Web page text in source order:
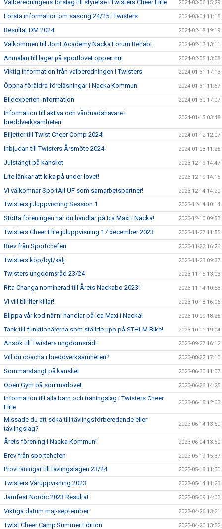
Valberedningens förslag till styrelse i Twisters Cheer Elite 2024-03-06 15:29
Första information om säsong 24/25 i Twisters 2024-03-04 11:18
Resultat DM 2024 2024-02-18 19:19
Välkommen till Joint Academy Nacka Forum Rehab! 2024-02-13 13:11
Anmälan till läger på sportlovet öppen nu! 2024-02-05 13:08
Viktig information från valberedningen i Twisters 2024-01-31 17:13
Öppna föräldra föreläsningar i Nacka Kommun 2024-01-31 11:57
Bildexperten information 2024-01-30 17:07
Information till aktiva och vårdnadshavare i
breddverksamheten
2024-01-15 03:48
Biljetter till Twist Cheer Comp 2024! 2024-01-12 12:07
Inbjudan till Twisters Årsmöte 2024 2024-01-08 11:26
Julstängt på kansliet 2023-12-19 14:47
Lite länkar att kika på under lovet! 2023-12-19 14:15
Vi välkomnar SportAll UF som samarbetspartner! 2023-12-14 14:20
Twisters juluppvisning Session 1 2023-12-14 10:14
Stötta föreningen när du handlar på Ica Maxi i Nacka! 2023-12-10 09:53
Twisters Cheer Elite juluppvisning 17 december 2023 2023-11-27 11:55
Brev från Sportchefen 2023-11-23 16:26
Twisters köp/byt/sälj 2023-11-23 09:37
Twisters ungdomsråd 23/24 2023-11-15 13:03
Rita Changa nominerad till Årets Nackabo 2023! 2023-11-14 10:58
Vi vill bli fler killar! 2023-10-18 16:06
Blippa vår kod när ni handlar på Ica Maxi i Nacka! 2023-10-09 18:26
Tack till funktionärerna som ställde upp på STHLM Bike! 2023-10-01 19:04
Ansök till Twisters ungdomsråd! 2023-09-27 16:12
Vill du coacha i breddverksamheten? 2023-08-22 17:10
Sommarstängt på kansliet 2023-06-30 11:07
Open Gym på sommarlovet 2023-06-26 14:25
Information till alla barn och träningslag i Twisters Cheer
Elite
2023-06-15 12:03
Missade du att söka till tävlingsförberedande eller
tävlingslag?
2023-06-14 13:50
Årets förening i Nacka Kommun! 2023-06-04 13:50
Brev från sportchefen 2023-05-19 15:37
Provträningar till tävlingslagen 23/24 2023-05-18 11:30
Twisters Våruppvisning 2023 2023-05-14 11:23
Jamfest Nordic 2023 Resultat 2023-05-09 14:03
Viktiga datum maj-september 2023-04-26 13:21
Twist Cheer Camp Summer Edition 2023-04-20 13:52